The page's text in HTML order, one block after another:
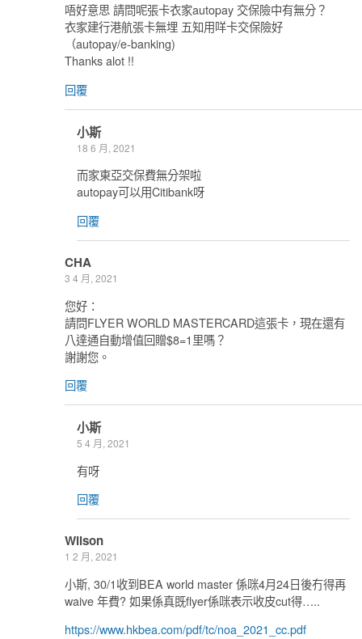
唔好意思 請問呢張卡衣家autopay 交保險中有無分？
衣家建行港航張卡無埋 五知用咩卡交保險好
（autopay/e-banking)
Thanks alot !!
回覆
小斯
18 6 月, 2021
而家東亞交保費無分架啦
autopay可以用Citibank呀
回覆
CHA
3 4 月, 2021
您好：
請問FLYER WORLD MASTERCARD這張卡，現在還有
八達通自動增值回贈$8=1里嗎？
謝謝您。
回覆
小斯
5 4 月, 2021
有呀
回覆
Wilson
1 2 月, 2021
小斯, 30/1收到BEA world master 係咪4月24日後冇得再
waive 年費? 如果係真既flyer係咪表示收皮cut得…..
https://www.hkbea.com/pdf/tc/noa_2021_cc.pdf